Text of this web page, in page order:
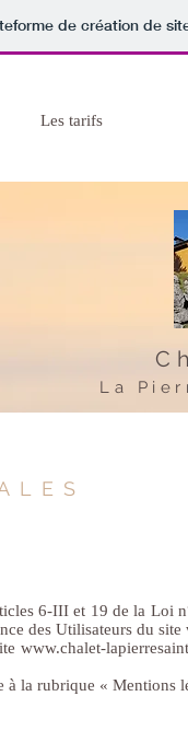
de création de
Les tarifs
La
6-III et 19 de la Loi
des Utilisateurs du site
www.chalet-
à la rubrique « Mentions